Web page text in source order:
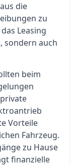
die
zu
Leasing
sondern auch
beim
Vorteile
Fahrzeug.
zu Hause
finanzielle